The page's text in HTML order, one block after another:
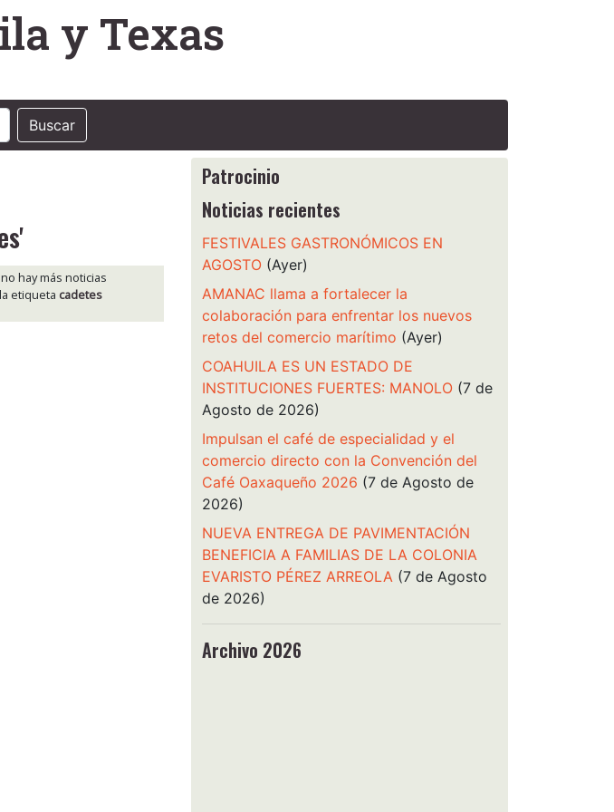
y Texas
Buscar
hay más noticias
etiqueta cadetes
Patrocinio
Noticias recientes
FESTIVALES GASTRONÓMICOS EN
AGOSTO (Ayer)
AMANAC llama a fortalecer la
colaboración para enfrentar los nuevos
retos del comercio marítimo (Ayer)
COAHUILA ES UN ESTADO DE
INSTITUCIONES FUERTES: MANOLO (7 de
Agosto de 2026)
Impulsan el café de especialidad y el
comercio directo con la Convención del
Café Oaxaqueño 2026 (7 de Agosto de
2026)
NUEVA ENTREGA DE PAVIMENTACIÓN
BENEFICIA A FAMILIAS DE LA COLONIA
EVARISTO PÉREZ ARREOLA (7 de Agosto
de 2026)
Archivo 2026